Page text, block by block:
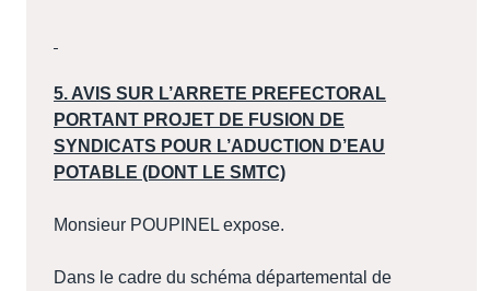
5. AVIS SUR L’ARRETE PREFECTORAL
PORTANT PROJET DE FUSION DE
SYNDICATS POUR L’ADUCTION D’EAU
POTABLE (DONT LE SMTC)
Monsieur POUPINEL expose.
Dans le cadre du schéma départemental de